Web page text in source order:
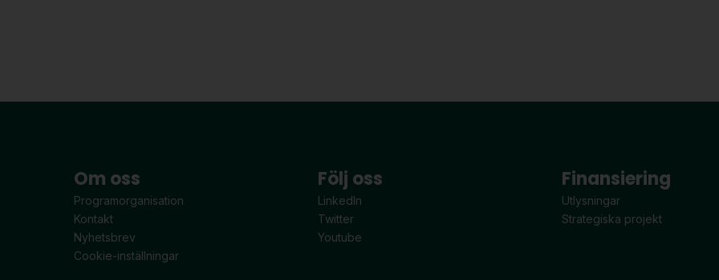
Om oss
Programorganisation
Kontakt
Nyhetsbrev
Cookie-inställningar
Följ oss
LinkedIn
Twitter
Youtube
Finansiering
Utlysningar
Strategiska projekt